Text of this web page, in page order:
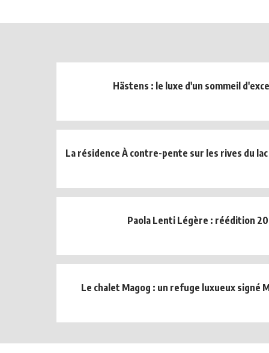
Hästens : le luxe d'un sommeil
La résidence À contre-pente sur les rives du
Paola Lenti Légère : réédition
Le chalet Magog : un refuge luxueux signé